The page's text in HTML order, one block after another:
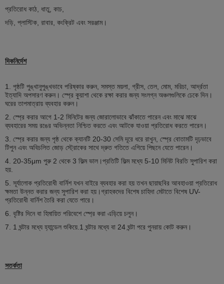
প্রতিরোধ কাঠ, ধাতু, কাচ,
দড়ি, প্লাস্টিক, রাবার, কংক্রিট এবং সরঞ্জাম।
দিকনির্দেশ
1. পৃষ্ঠটি পুঙ্খানুপুঙ্খভাবে পরিষ্কার করুন, সমস্ত ময়লা, গ্রীস, তেল, মোম, মরিচা, আর্দ্রতা
ইত্যাদি অপসারণ করুন। স্প্রে কুয়াশা থেকে রক্ষা করার জন্য সংলগ্ন অঞ্চলগুলিকে ঢেকে দিন।
ঘরের তাপমাত্রায় ব্যবহার করুন।
2. স্প্রে করার আগে 1-2 মিনিটের জন্য জোরালোভাবে ঝাঁকাতে পারেন এবং মাঝে মাঝে
ব্যবহারের সময় রঙের অভিন্নতা নিশ্চিত করতে এবং আটকে যাওয়া প্রতিরোধ করতে পারেন।
3. স্প্রে করার জন্য পৃষ্ঠ থেকে ক্যানটি 20-30 সেমি দূরে ধরে রাখুন, স্প্রে বোতামটি দৃঢ়ভাবে
টিপুন এবং অবিচলিত জোড় স্ট্রোকের সাথে দ্রুত গতিতে এগিয়ে পিছনে যেতে পারেন।
4. 20-35μm পুরু 2 থেকে 3 ফিল্ম ভাল।প্রতিটি ফিল্ম মধ্যে 5-10 মিনিট বিরতি সুপারিশ করা
হয়.
5. সূর্যালোক প্রতিরোধী বার্নিশ যখন বাইরে ব্যবহার করা হয় তখন ছায়াছবির আবহাওয়া প্রতিরোধ
ক্ষমতা উন্নত করার জন্য সুপারিশ করা হয়।গ্রাহকদের বিশেষ চাহিদা মেটাতে বিশেষ UV-
প্রতিরোধী বার্নিশ তৈরি করা যেতে পারে।
6. বৃষ্টির দিনে বা হিমায়িত পরিবেশে স্প্রে করা এড়িয়ে চলুন।
7. 1 ঘন্টার মধ্যে হ্যান্ডেল শুকিয়ে.1 ঘন্টার মধ্যে বা 24 ঘন্টা পরে পুনরায় কোট করুন।
সতর্কতা